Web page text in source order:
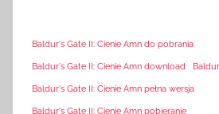
Baldur's Gate II: Cienie Amn do pobrania
Baldur's Gate II: Cienie Amn download
Baldur's Gate II: Cienie Amn pełna wersja
Baldur's Gate II: Cienie Amn pobieranie